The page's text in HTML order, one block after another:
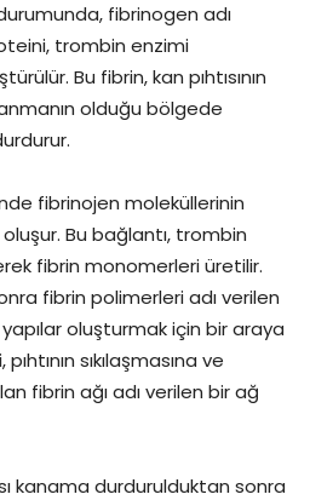
fibrinogen adı
trombin enzimi
Bu fibrin, kan pıhtısının
olduğu bölgede
fibrinojen moleküllerinin
Bu bağlantı, trombin
fibrin monomerleri üretilir.
fibrin polimerleri adı verilen
oluşturmak için bir araya
sıkılaşmasına ve
fibrin ağı adı verilen bir ağ
kanama durdurulduktan sonra